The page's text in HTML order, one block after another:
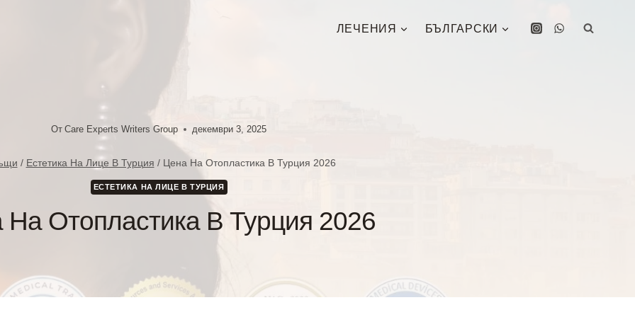
ЛЕЧЕНИЯ БЪЛГАРСКИ
От Care Experts Writers Group декември 3, 2025
/ Естетика На Лице В Турция / Цена На Отопластика В Турция 2026
ЕСТЕТИКА НА ЛИЦЕ В ТУРЦИЯ
На Отопластика В Турция 2026